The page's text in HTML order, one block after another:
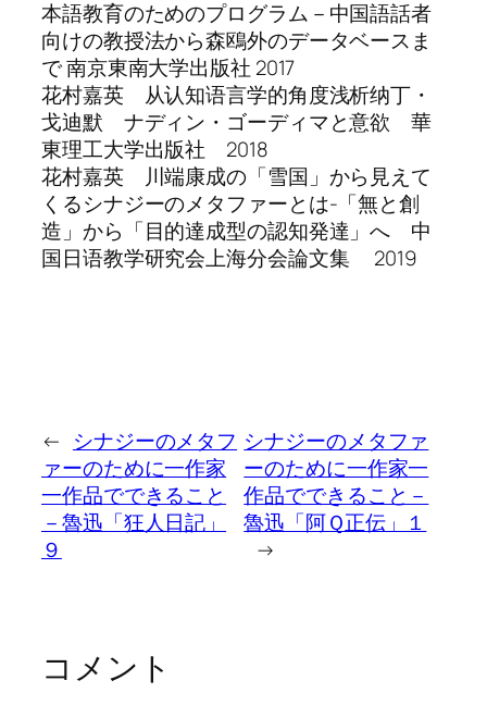
本語教育のためのプログラム－中国語話者
向けの教授法から森鴎外のデータベースま
で 南京東南大学出版社 2017
花村嘉英 从认知语言学的角度浅析纳丁・
戈迪默 ナディン・ゴーディマと意欲 華
東理工大学出版社 2018
花村嘉英 川端康成の「雪国」から見えて
くるシナジーのメタファーとは-「無と創
造」から「目的達成型の認知発達」へ 中
国日语教学研究会上海分会論文集 2019
← シナジーのメタフ
ァーのために一作家
一作品でできること
－魯迅「狂人日記」
９
シナジーのメタファ
ーのために一作家一
作品でできること－
魯迅「阿Ｑ正伝」１
→
コメント